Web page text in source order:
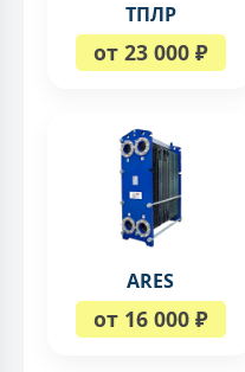
ТПЛР
от 23 000 ₽
ARES
от 16 000 ₽